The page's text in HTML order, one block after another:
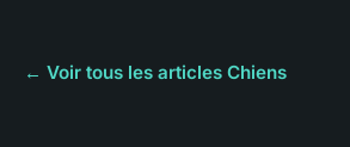
← Voir tous les articles Chiens